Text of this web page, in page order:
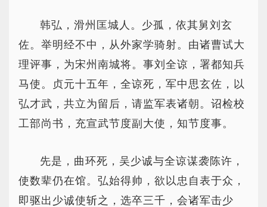
韩弘，滑州匡城人。少孤，依其舅刘玄
佐。举明经不中，从外家学骑射。由诸曹试大
理评事，为宋州南城将。事刘全谅，署都知兵
马使。贞元十五年，全谅死，军中思玄佐，以
弘才武，共立为留后，请监军表诸朝。诏检校
工部尚书，充宣武节度副大使，知节度事。
先是，曲环死，吴少诚与全谅谋袭陈许，
使数辈仍在馆。弘始得帅，欲以忠自表于众，
即驱出少诚使斩之，选卒三千，会诸军击少